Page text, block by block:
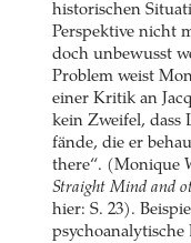
historischen
Perspektive nicht
doch unbewusst
Problem weist
einer Kritik an
kein Zweifel, dass
fände, die er
there“. (Monique
Straight Mind and
hier: S. 23).